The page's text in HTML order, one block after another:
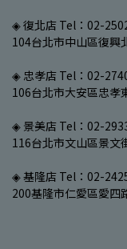
◈ 復北店 Tel：02-
104台北市中山區復興
◈ 忠孝店 Tel：02-
106台北市大安區忠孝
◈ 景美店 Tel：02-
116台北市文山區景文
◈ 基隆店 Tel：02-
200基隆市仁愛區愛四